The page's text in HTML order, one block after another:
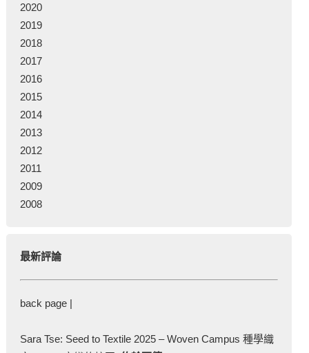
2020
2019
2018
2017
2016
2015
2014
2013
2012
2011
2009
2008
最新評論
back page |
Sara Tse: Seed to Textile 2025 – Woven Campus 種學織